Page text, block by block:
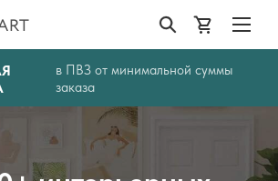
в ПВЗ от минимальной суммы
заказа